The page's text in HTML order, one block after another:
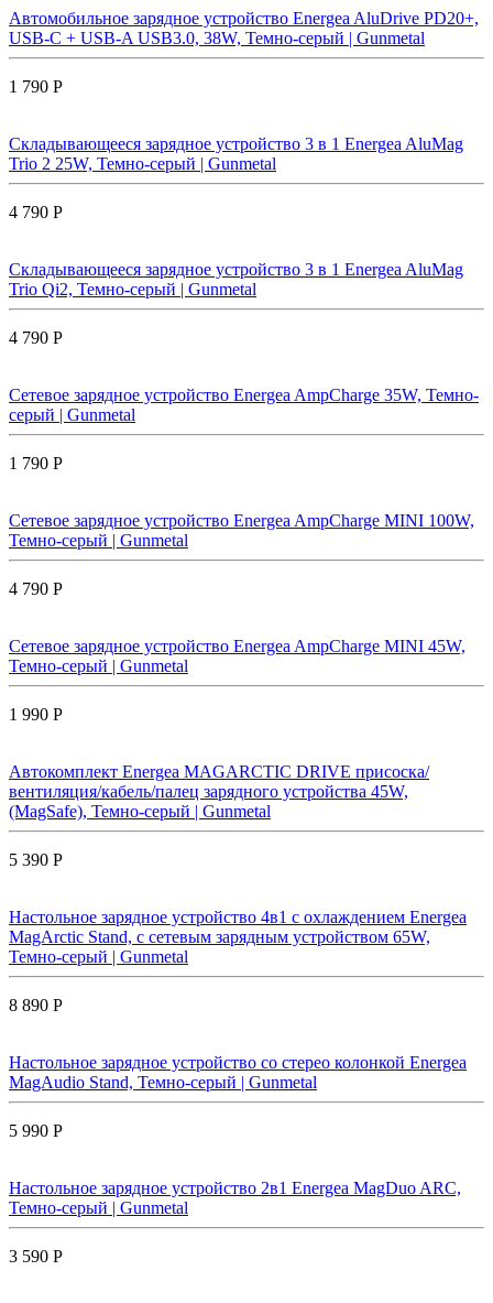
Автомобильное зарядное устройство Energea AluDrive PD20+,
USB-C + USB-A USB3.0, 38W, Темно-серый | Gunmetal
1 790 Р
Складывающееся зарядное устройство 3 в 1 Energea AluMag
Trio 2 25W, Темно-серый | Gunmetal
4 790 Р
Складывающееся зарядное устройство 3 в 1 Energea AluMag
Trio Qi2, Темно-серый | Gunmetal
4 790 Р
Сетевое зарядное устройство Energea AmpCharge 35W, Темно-
серый | Gunmetal
1 790 Р
Сетевое зарядное устройство Energea AmpCharge MINI 100W,
Темно-серый | Gunmetal
4 790 Р
Сетевое зарядное устройство Energea AmpCharge MINI 45W,
Темно-серый | Gunmetal
1 990 Р
Автокомплект Energea MAGARCTIC DRIVE присоска/
вентиляция/кабель/палец зарядного устройства 45W,
(MagSafe), Темно-серый | Gunmetal
5 390 Р
Настольное зарядное устройство 4в1 с охлаждением Energea
MagArctic Stand, с сетевым зарядным устройством 65W,
Темно-серый | Gunmetal
8 890 Р
Настольное зарядное устройство со стерео колонкой Energea
MagAudio Stand, Темно-серый | Gunmetal
5 990 Р
Настольное зарядное устройство 2в1 Energea MagDuo ARC,
Темно-серый | Gunmetal
3 590 Р